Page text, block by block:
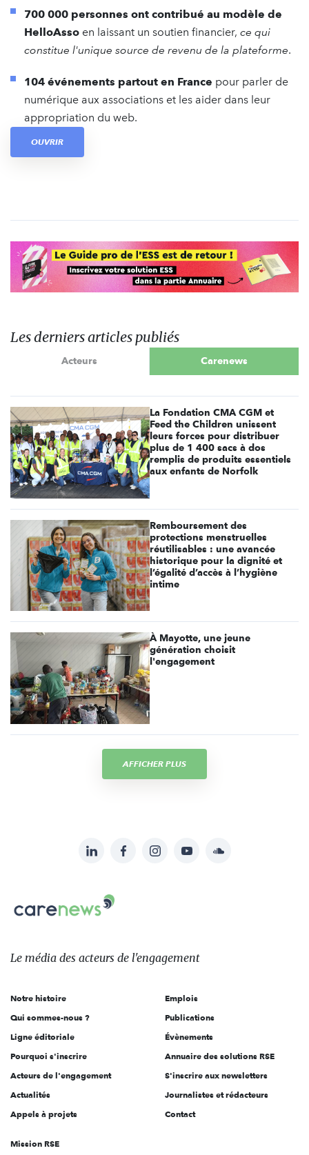
700 000 personnes ont contribué au modèle de
HelloAsso en laissant un soutien financier, ce qui
constitue l'unique source de revenu de la plateforme.
104 événements partout en France pour parler de
numérique aux associations et les aider dans leur
appropriation du web.
OUVRIR
Les derniers articles publiés
Acteurs Carenews
La Fondation CMA CGM et
Feed the Children unissent
leurs forces pour distribuer
plus de 1 400 sacs à dos
remplis de produits essentiels
aux enfants de Norfolk
Remboursement des
protections menstruelles
réutilisables : une avancée
historique pour la dignité et
l’égalité d’accès à l’hygiène
intime
À Mayotte, une jeune
génération choisit
l'engagement
AFFICHER PLUS
sur:
LinkedInFacebookInstagramYouTubeSoundcloud
Carenews,
Le
des
l'engagement
Le média des acteurs de l'engagement
Notre histoire
Qui sommes-nous ?
Ligne éditoriale
Pourquoi s'inscrire
Acteurs de l'engagement
Actualités
Appels à projets
Emplois
Publications
Évènements
Annuaire des solutions RSE
S'inscrire aux newsletters
Journalistes et rédacteurs
Contact
Mission RSE